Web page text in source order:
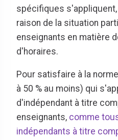
spécifiques
raison de la situation
enseignants en matière
d'horaires.
Pour satisfaire à la
à 50 % au moins) qui
d'indépendant à titre
enseignants, comme
indépendants à titre